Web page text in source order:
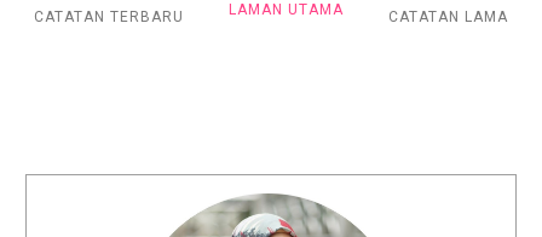
CATATAN TERBARU CATATAN LAMA
LAMAN UTAMA